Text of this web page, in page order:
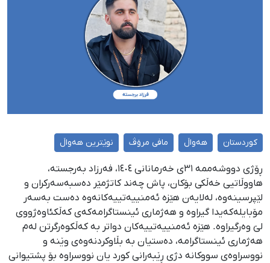
کوردستان هەواڵ مافی مرۆڤ نوێترین هەواڵ
ڕۆژی دووشەممە ٣١ی خەرمانانی ١٤٠٤، فەرزاد بەرجستە،
هاووڵاتیی خەڵکی بۆکان، پاش چەند کاتژمێر دەسبەسەرکران و
لێپرسینەوە، لەلایەن هێزە ئەمنییەتییەکانەوە دەست بەسەر
مۆبایلەکەیدا گیراوە و هەژماری ئینستاگرامەکەی کەڵکئاوەژووی
لێ وەرگیراوە. هێزە ئەمنییەتییەکان دواتر بە کەڵکوەرگرتن لەم
هەژماری ئینستاگرامە، دەستیان بە بڵاوکردنەوەی وێنە و
نووسراوەی سووکانە دژی ڕێبەرانی کورد یان نووسراوە بۆ پشتیوانی